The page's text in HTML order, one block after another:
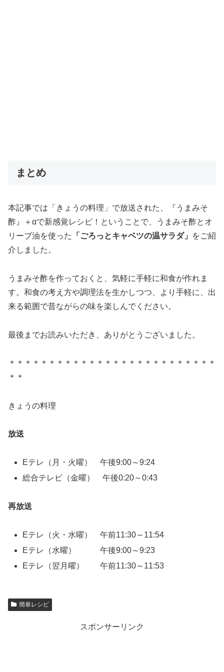
まとめ
本記事では「きょうの料理」で放送された、『うまみそ
酢』＋αで新感覚レシピ！ということで、うまみそ酢とオ
リーブ油を使った
「ごろっとキャベツの温サラダ」
をご紹
介しました。
うまみそ酢を作っておくと、気軽に手軽に和食が作れま
す。和食の考え方や調理法を生かしつつ、より手軽に、出
来る範囲で昔ながらの味を楽しんでください。
最後までお読みいただき、ありがとうございました。
＊＊＊＊＊＊＊＊＊＊＊＊＊＊＊＊＊＊＊＊＊＊＊＊＊＊
＊＊
きょうの料理
放送
Eテレ（月・火曜） 午後9:00～9:24
総合テレビ（金曜） 午後0:20～0:43
再放送
Eテレ（火・水曜） 午前11:30～11:54
Eテレ（水曜） 午後9:00～9:23
Eテレ（翌月曜） 午前11:30～11:53
簡単レシピ
スポンサーリンク